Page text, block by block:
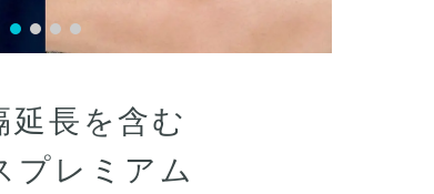
延長を含む
プレミアム